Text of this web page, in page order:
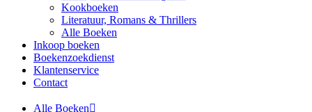
Kookboeken
Literatuur, Romans & Thrillers
Alle Boeken
Inkoop boeken
Boekenzoekdienst
Klantenservice
Contact
Alle Boeken